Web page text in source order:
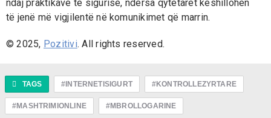
ndaj praktikave të sigurisë, ndërsa qytetarët këshillohen
të jenë më vigjilentë në komunikimet që marrin.
© 2025, Pozitivi. All rights reserved.
TAGS #INTERNETISIGURT #KONTROLLEZYRTARE
#MASHTRIMIONLINE #MBROLLOGARINE